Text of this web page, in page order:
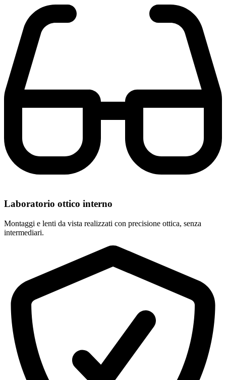
Laboratorio ottico interno
Montaggi e lenti da vista realizzati con precisione ottica, senza
intermediari.